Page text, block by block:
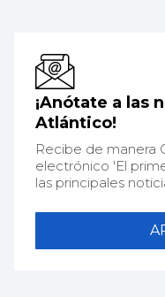
¡Anótate a las
Atlántico!
Recibe de manera
electrónico 'El
las principales